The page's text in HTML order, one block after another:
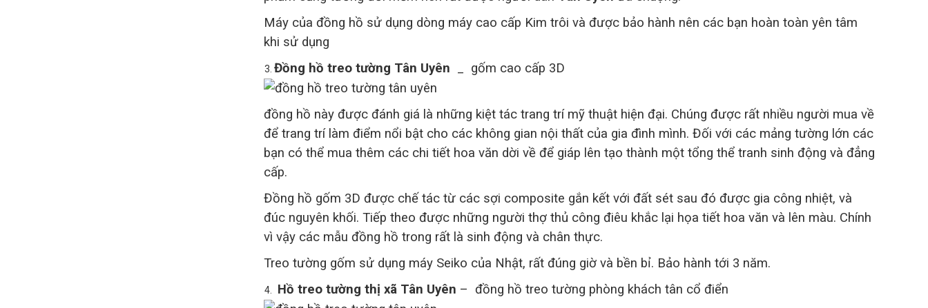
Máy của đồng hồ sử dụng dòng máy cao cấp Kim trôi và được bảo hành nên các bạn hoàn toàn yên tâm
khi sử dụng
Đồng hồ treo tường Tân Uyên _ gốm cao cấp 3D
đồng hồ này được đánh giá là những kiệt tác trang trí mỹ thuật hiện đại. Chúng được rất nhiều người mua về
để trang trí làm điểm nổi bật cho các không gian nội thất của gia đình mình. Đối với các mảng tường lớn các
bạn có thể mua thêm các chi tiết hoa văn dời về để giáp lên tạo thành một tổng thể tranh sinh động và đẳng
cấp.
Đồng hồ gốm 3D được chế tác từ các sợi composite gắn kết với đất sét sau đó được gia công nhiệt, và
đúc nguyên khối. Tiếp theo được những người thợ thủ công điêu khắc lại họa tiết hoa văn và lên màu. Chính
vì vậy các mẫu đồng hồ trong rất là sinh động và chân thực.
Treo tường gốm sử dụng máy Seiko của Nhật, rất đúng giờ và bền bỉ. Bảo hành tới 3 năm.
Hồ treo tường thị xã Tân Uyên – đồng hồ treo tường phòng khách tân cổ điển